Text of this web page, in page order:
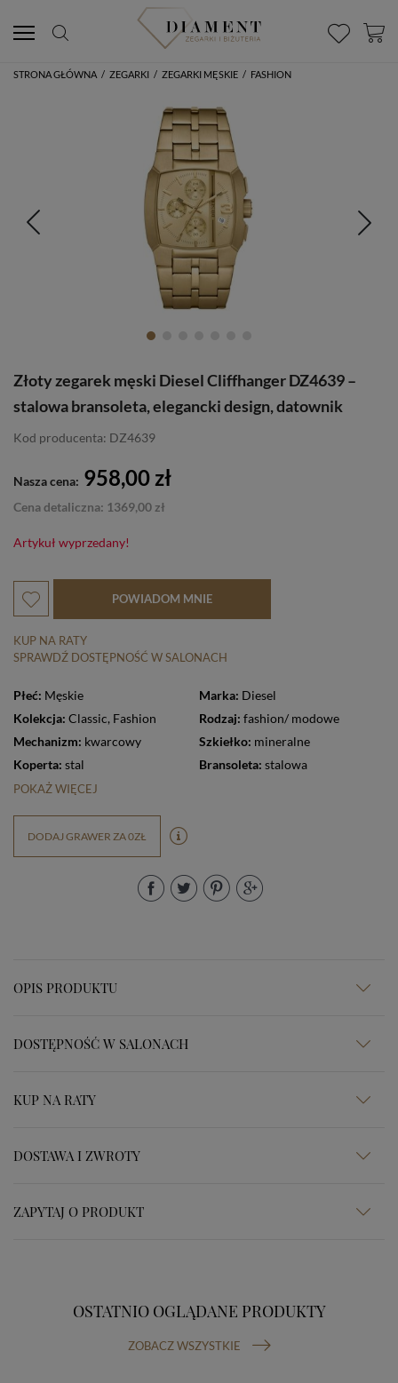
STRONA GŁÓWNA / ZEGARKI / ZEGARKI MĘSKIE / FASHION
Złoty zegarek męski Diesel Cliffhanger DZ4639 –
stalowa bransoleta, elegancki design, datownik
Kod producenta: DZ4639
Nasza cena: 958,00 zł
Cena detaliczna: 1369,00 zł
Artykuł wyprzedany!
POWIADOM MNIE
KUP NA RATY
SPRAWDŹ DOSTĘPNOŚĆ W SALONACH
Płeć: Męskie Marka: Diesel
Kolekcja: Classic, Fashion Rodzaj: fashion/ modowe
Mechanizm: kwarcowy Szkiełko: mineralne
Koperta: stal Bransoleta: stalowa
POKAŻ WIĘCEJ
DODAJ GRAWER ZA 0ZŁ
OPIS PRODUKTU
DOSTĘPNOŚĆ W SALONACH
KUP NA RATY
DOSTAWA I ZWROTY
ZAPYTAJ O PRODUKT
OSTATNIO OGLĄDANE PRODUKTY
ZOBACZ WSZYSTKIE